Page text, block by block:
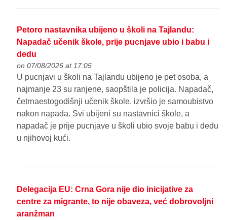
Petoro nastavnika ubijeno u školi na Tajlandu:
Napadač učenik škole, prije pucnjave ubio i babu i
dedu
on 07/08/2026 at 17:05
U pucnjavi u školi na Tajlandu ubijeno je pet osoba, a
najmanje 23 su ranjene, saopštila je policija. Napadač,
četrnaestogodišnji učenik škole, izvršio je samoubistvo
nakon napada. Svi ubijeni su nastavnici škole, a
napadač je prije pucnjave u školi ubio svoje babu i dedu
u njihovoj kući.
Delegacija EU: Crna Gora nije dio inicijative za
centre za migrante, to nije obaveza, već dobrovoljni
aranžman